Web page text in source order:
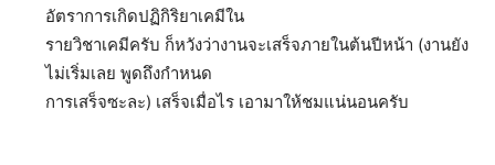
อัตราการเกิดปฏิกิริยาเคมีใน
รายวิชาเคมีครับ ก็หวังว่างานจะเสร็จภายในต้นปีหน้า​ (งานยัง
ไม่เริ่มเลย พูดถึงกำหนด
การเสร็จซะละ) เสร็จเมื่อไร เอามาให้ชมแน่นอนครับ